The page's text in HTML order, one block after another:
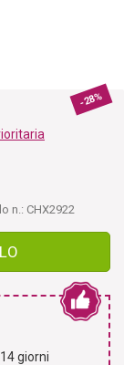
-28%
n.: CHX2922
giorni